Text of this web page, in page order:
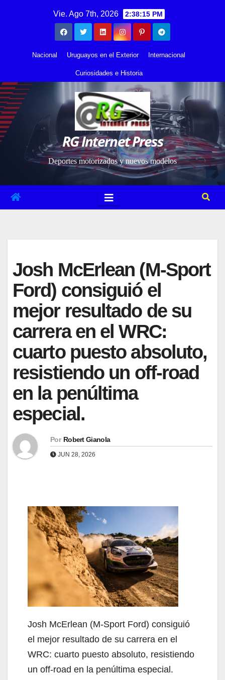
Vie. Ago 7th, 2026 2:38:15 PM
Nacional Uruguayos en el Exterior Internacional
Curiosidades e Historia
RG Internet Press
Deportes motorizados y nuevos modelos
Josh McErlean (M-Sport
Ford) consiguió el
mejor resultado de su
carrera en el WRC:
cuarto puesto absoluto,
resistiendo un off-road
en la penúltima
especial.
Por Robert Gianola
JUN 28, 2026
Josh McErlean (M-Sport Ford) consiguió
el mejor resultado de su carrera en el
WRC: cuarto puesto absoluto, resistiendo
un off-road en la penúltima especial.